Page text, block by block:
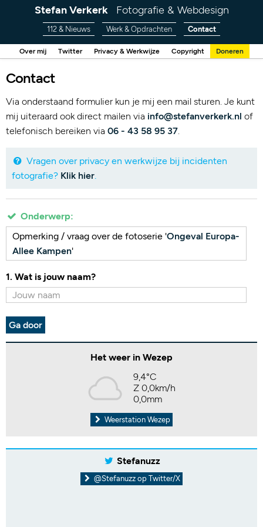
Stefan Verkerk Fotografie & Webdesign
112 & Nieuws Werk & Opdrachten Contact
Over mij Twitter Privacy & Werkwijze Copyright Doneren
Contact
Via onderstaand formulier kun je mij een mail sturen. Je kunt
mij uiteraard ook direct mailen via info@stefanverkerk.nl of
telefonisch bereiken via 06 - 43 58 95 37.
Vragen over privacy en werkwijze bij incidenten
fotografie? Klik hier.
Onderwerp:
Opmerking / vraag over de fotoserie 'Ongeval Europa-
Allee Kampen'
1. Wat is jouw naam?
Ga door
Het weer in Wezep
9,4°C
Z 0,0km/h
0,0mm
Weerstation Wezep
Stefanuzz
@Stefanuzz op Twitter/X